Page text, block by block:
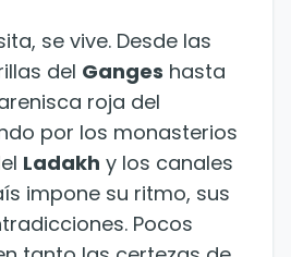
se vive. Desde las
del Ganges hasta
roja del
por los monasterios
Ladakh y los canales
impone su ritmo, sus
Pocos